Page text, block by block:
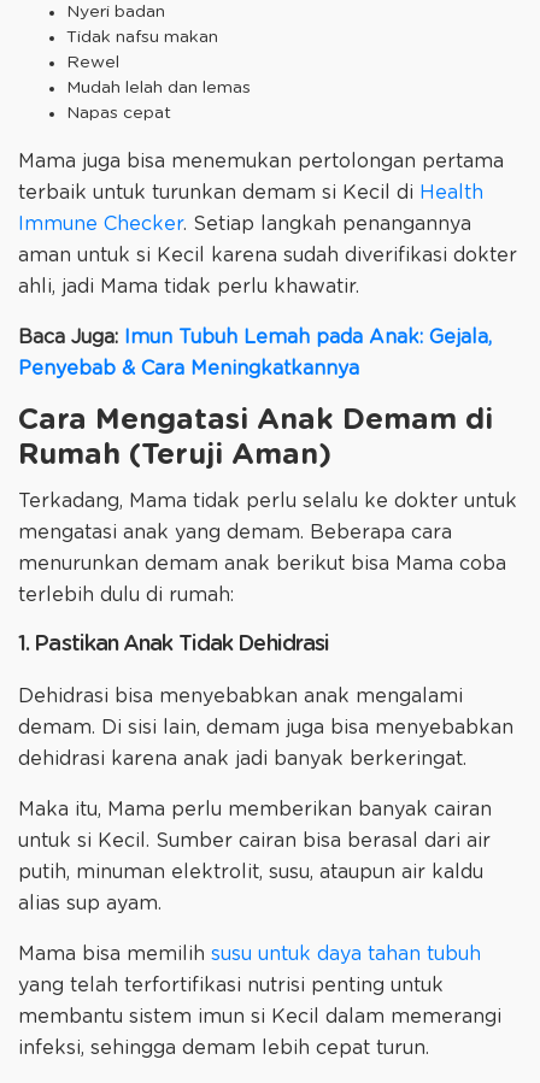
Nyeri badan
Tidak nafsu makan
Rewel
Mudah lelah dan lemas
Napas cepat
Mama juga bisa menemukan pertolongan pertama
terbaik untuk turunkan demam si Kecil di Health
Immune Checker. Setiap langkah penangannya
aman untuk si Kecil karena sudah diverifikasi dokter
ahli, jadi Mama tidak perlu khawatir.
Baca Juga:
Imun Tubuh Lemah pada Anak: Gejala,
Penyebab & Cara Meningkatkannya
Cara Mengatasi Anak Demam di
Rumah (Teruji Aman)
Terkadang, Mama tidak perlu selalu ke dokter untuk
mengatasi anak yang demam. Beberapa cara
menurunkan demam anak berikut bisa Mama coba
terlebih dulu di rumah:
1. Pastikan Anak Tidak Dehidrasi
Dehidrasi bisa menyebabkan anak mengalami
demam. Di sisi lain, demam juga bisa menyebabkan
dehidrasi karena anak jadi banyak berkeringat.
Maka itu, Mama perlu memberikan banyak cairan
untuk si Kecil. Sumber cairan bisa berasal dari air
putih, minuman elektrolit, susu, ataupun air kaldu
alias sup ayam.
Mama bisa memilih susu untuk daya tahan tubuh
yang telah terfortifikasi nutrisi penting untuk
membantu sistem imun si Kecil dalam memerangi
infeksi, sehingga demam lebih cepat turun.